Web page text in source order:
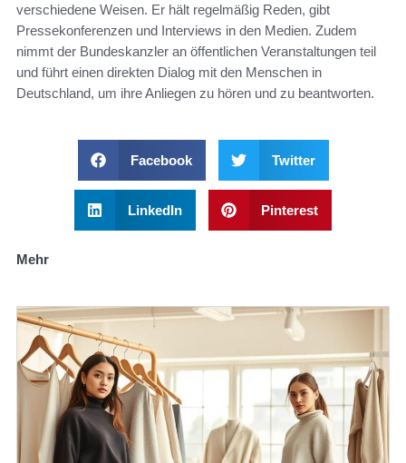
verschiedene Weisen. Er hält regelmäßig Reden, gibt
Pressekonferenzen und Interviews in den Medien. Zudem
nimmt der Bundeskanzler an öffentlichen Veranstaltungen teil
und führt einen direkten Dialog mit den Menschen in
Deutschland, um ihre Anliegen zu hören und zu beantworten.
Facebook Twitter
LinkedIn Pinterest
Mehr